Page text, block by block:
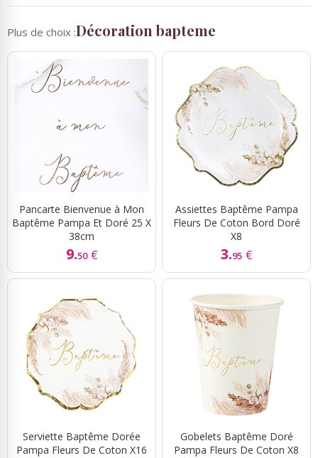
Plus de choix :Décoration bapteme
Pancarte Bienvenue à Mon
Baptême Pampa Et Doré 25 X
38cm
9.50 €
Assiettes Baptême Pampa
Fleurs De Coton Bord Doré
X8
3.95 €
Serviette Baptême Dorée
Pampa Fleurs De Coton X16
Gobelets Baptême Doré
Pampa Fleurs De Coton X8